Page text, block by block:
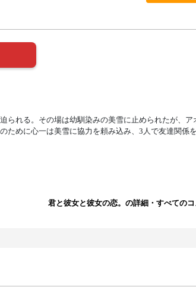
られる。その場は幼馴染みの美雪に止められたが、ア
ために心一は美雪に協力を頼み込み、3人で友達関係を
君と彼女と彼女の恋。の詳細・すべての